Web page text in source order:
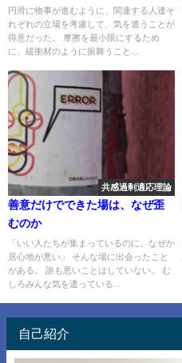
円滑に物事が進むように、関連する人達そ
れぞれの立場を考慮して、気を遣うことが
得意だった。 摩擦を最小限にするため
に、緩衝材のように振舞うこと...
共感過剰適応理論
善意だけでできた場は、なぜ歪
むのか
「いい人たちが集まっているのに、なぜか
居心地が悪い」 そんな場に出会ったこと
がある。 誰も悪いことはしていない。 む
しろみんな気を遣っている...
自己紹介